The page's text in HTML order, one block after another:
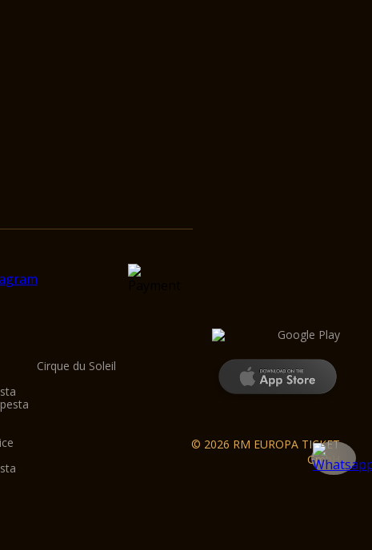
Cirque du Soleil
© 2026 RM EUROPA TICKET
GmbH